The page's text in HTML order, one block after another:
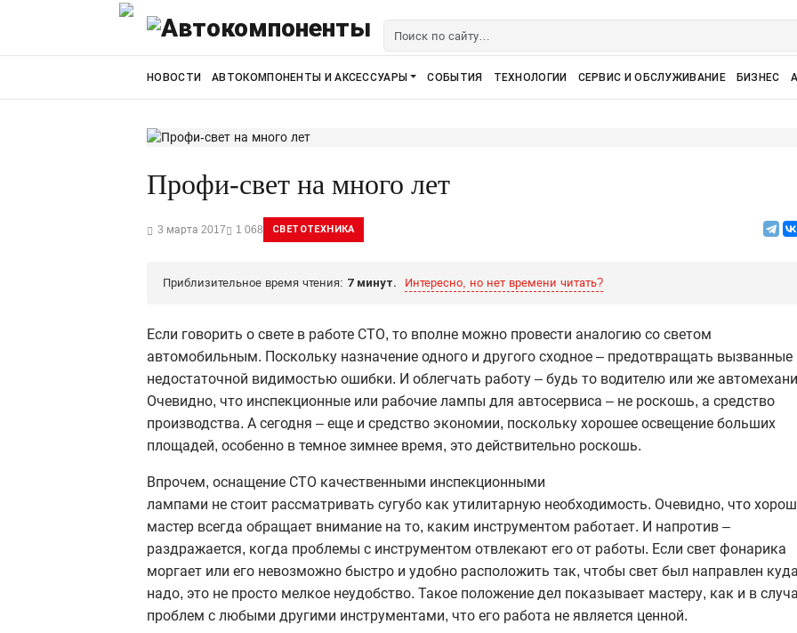
НОВОСТИ АВТОКОМПОНЕНТЫ И АКСЕССУАРЫ СОБЫТИЯ ТЕХНОЛОГИИ СЕРВИС И ОБСЛУЖИВАНИЕ БИЗНЕС
Профи-свет на много лет
3 марта 2017 1 068 СВЕТОТЕХНИКА
Приблизительное время чтения: 7 минут. Интересно, но нет времени читать?
Если говорить о свете в работе СТО, то вполне можно провести аналогию со светом
автомобильным. Поскольку назначение одного и другого сходное – предотвращать вызванные
недостаточной видимостью ошибки. И облегчать работу – будь то водителю или же
Очевидно, что инспекционные или рабочие лампы для автосервиса – не роскошь, а средство
производства. А сегодня – еще и средство экономии, поскольку хорошее освещение больших
площадей, особенно в темное зимнее время, это действительно роскошь.
Впрочем, оснащение СТО качественными инспекционными
лампами не стоит рассматривать сугубо как утилитарную необходимость. Очевидно, что
мастер всегда обращает внимание на то, каким инструментом работает. И напротив –
раздражается, когда проблемы с инструментом отвлекают его от работы. Если свет фонарика
моргает или его невозможно быстро и удобно расположить так, чтобы свет был направлен куда
надо, это не просто мелкое неудобство. Такое положение дел показывает мастеру, как и в
проблем с любыми другими инструментами, что его работа не является ценной.